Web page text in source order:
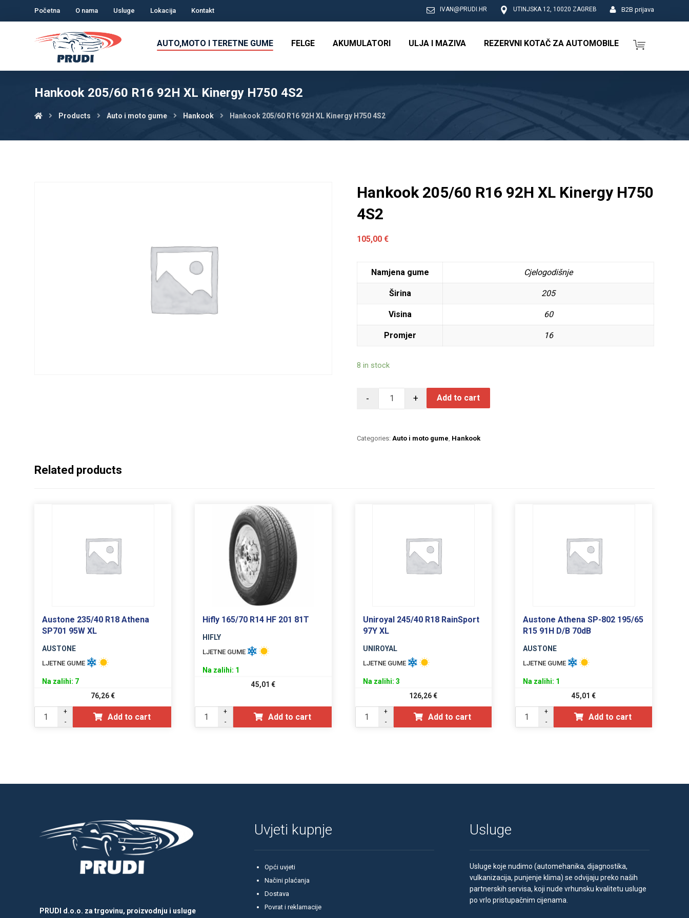
Početna O nama Usluge Lokacija Kontakt B2B prijava
UTINJSKA 12, 10020 ZAGREB
IVAN@PRUDI.HR
AUTO,MOTO I TERETNE GUME FELGE AKUMULATORI ULJA I MAZIVA REZERVNI KOTAČ ZA AUTOMOBILE
Hankook 205/60 R16 92H XL Kinergy H750 4S2
Products Auto i moto gume Hankook Hankook 205/60 R16 92H XL Kinergy H750 4S2
Hankook 205/60 R16 92H XL Kinergy H750
4S2
105,00€
Namjena gume Cjelogodišnje
Širina 205
Visina 60
Promjer 16
8 in stock
- + Add to cart
Categories: Auto i moto gume Hankook
Related products
Austone 235/40 R18 Athena
SP701 95W XL
AUSTONE
LJETNE GUME
Na zalihi: 7
76,26€
+
-
Add to cart
Hifly 165/70 R14 HF 201 81T
HIFLY
LJETNE GUME
Na zalihi: 1
45,01 €
+
-
Add to cart
Uniroyal 245/40 R18 RainSport
97Y XL
UNIROYAL
LJETNE GUME
Na zalihi: 3
126,26€
+
-
Add to cart
Austone Athena SP-802 195/65
R15 91H D/B 70dB
AUSTONE
LJETNE GUME
Na zalihi: 1
45,01€
+
-
Add to cart
PRUDI d.o.o. za trgovinu, proizvodnju i usluge
Uvjeti kupnje
Opći uvjeti
Načini plaćanja
Dostava
Povrat i reklamacije
Usluge
Usluge koje nudimo (automehanika, dijagnostika,
vulkanizacija, punjenje klima) se odvijaju preko naših
partnerskih servisa, koji nude vrhunsku kvalitetu usluge
po vrlo pristupačnim cijenama.